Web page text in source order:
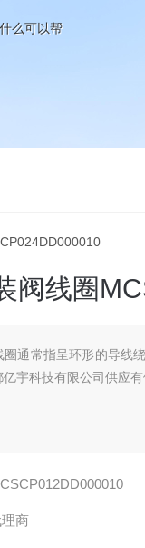
么可以帮
阀线圈
圈通常指呈环形的导线
亿宇科技有限公司供应
商